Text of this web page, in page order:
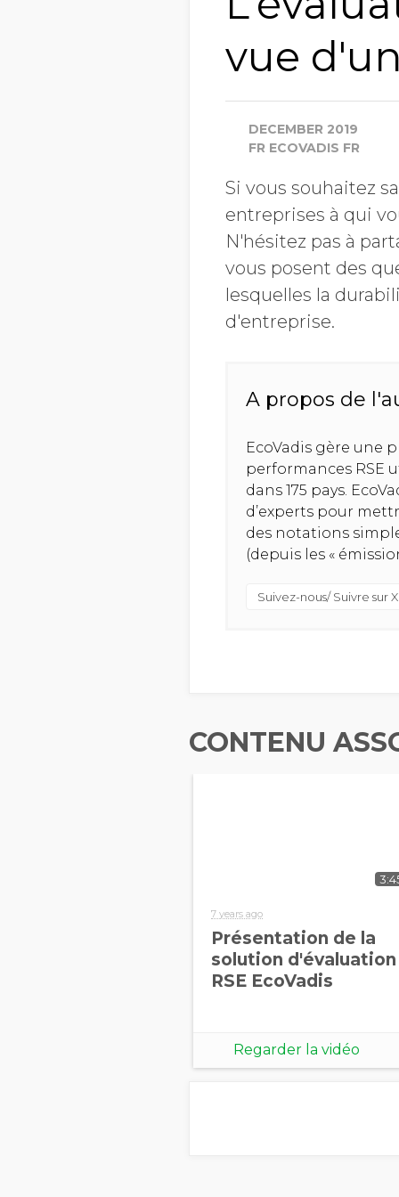
vue
DECEMBER 2019
FR ECOVADIS FR
Si vous souhaitez
entreprises à qui
N'hésitez pas à
vous posent des
lesquelles la
d'entreprise.
A propos de
EcoVadis gère une
performances RSE
dans 175 pays.
d’experts pour
des notations
(depuis les «
Suivez-nous/ Suivre sur X
CONTENU
7 years ago
Présentation de la
solution d'évaluation
RSE EcoVadis
Regarder la vidéo